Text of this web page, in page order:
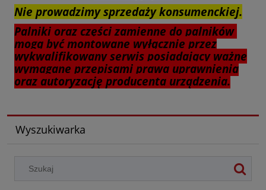
Nie prowadzimy sprzedaży konsumenckiej.
Palniki oraz części zamienne do palników
mogą być montowane wyłącznie przez
wykwalifikowany serwis posiadający ważne
wymagane przepisami prawa uprawnienia
oraz autoryzację producenta urządzenia.
Wyszukiwarka